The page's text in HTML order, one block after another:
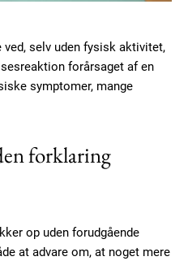
selv uden fysisk aktivitet,
forårsaget af en
symptomer, mange
forklaring
op uden forudgående
at advare om, at noget mere